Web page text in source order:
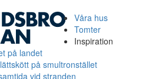
Våra hus
Tomter
Inspiration
på landet
på smultronstället
vid stranden